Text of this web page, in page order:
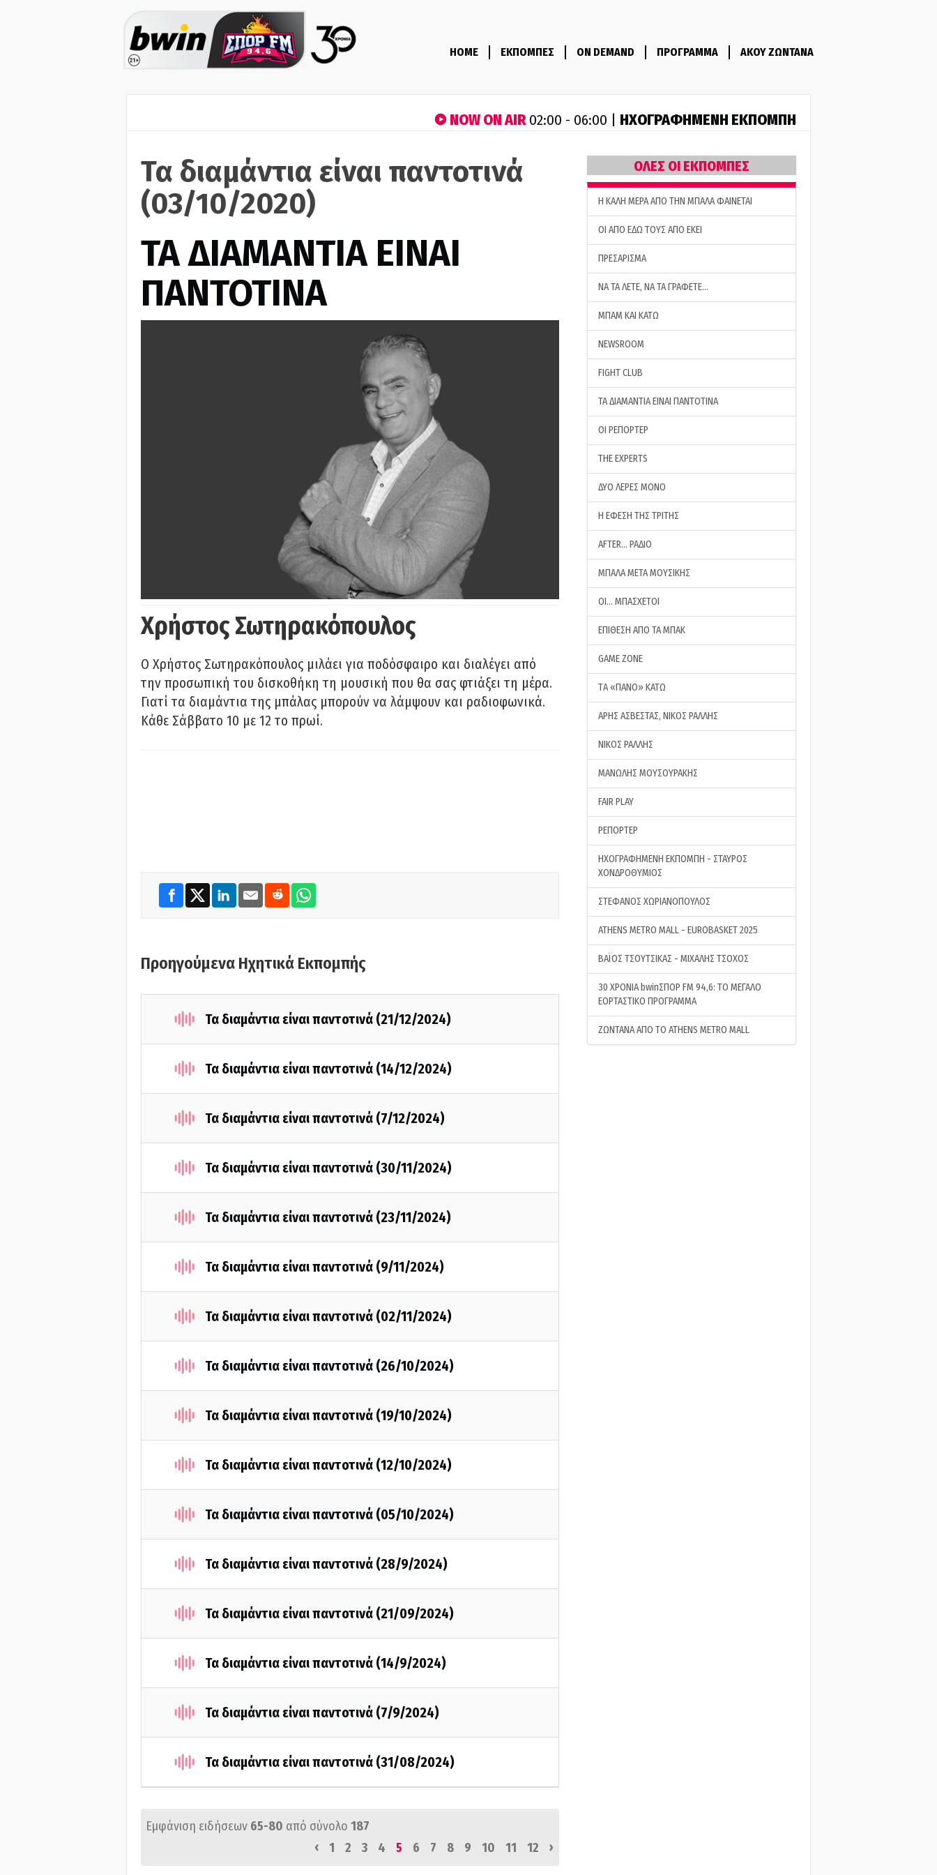
HOME ΕΚΠΟΜΠΕΣ ON DEMAND ΠΡΟΓΡΑΜΜΑ ΑΚΟΥ ΖΩΝΤΑΝΑ
NOW ON AIR02:00 - 06:00 | ΗΧΟΓΡΑΦΗΜΕΝΗ ΕΚΠΟΜΠΗ
Τα διαμάντια είναι παντοτινά
(03/10/2020)
ΤΑ ΔΙΑΜΑΝΤΙΑ ΕΙΝΑΙ
ΠΑΝΤΟΤΙΝΑ
Χρήστος Σωτηρακόπουλος
Ο Χρήστος Σωτηρακόπουλος μιλάει για ποδόσφαιρο και διαλέγει από
την προσωπική του δισκοθήκη τη μουσική που θα σας φτιάξει τη μέρα.
Γιατί τα διαμάντια της μπάλας μπορούν να λάμψουν και ραδιοφωνικά.
Κάθε Σάββατο 10 με 12 το πρωί.
Προηγούμενα Ηχητικά Εκπομπής
Τα διαμάντια είναι παντοτινά (21/12/2024)
Τα διαμάντια είναι παντοτινά (14/12/2024)
Τα διαμάντια είναι παντοτινά (7/12/2024)
Τα διαμάντια είναι παντοτινά (30/11/2024)
Τα διαμάντια είναι παντοτινά (23/11/2024)
Τα διαμάντια είναι παντοτινά (9/11/2024)
Τα διαμάντια είναι παντοτινά (02/11/2024)
Τα διαμάντια είναι παντοτινά (26/10/2024)
Τα διαμάντια είναι παντοτινά (19/10/2024)
Τα διαμάντια είναι παντοτινά (12/10/2024)
Τα διαμάντια είναι παντοτινά (05/10/2024)
Τα διαμάντια είναι παντοτινά (28/9/2024)
Τα διαμάντια είναι παντοτινά (21/09/2024)
Τα διαμάντια είναι παντοτινά (14/9/2024)
Τα διαμάντια είναι παντοτινά (7/9/2024)
Τα διαμάντια είναι παντοτινά (31/08/2024)
Εμφάνιση ειδήσεων 65-80 από σύνολο 187
‹
1 2 3 4 5 6 7 8 9 10 11 12 ›
ΟΛΕΣ ΟΙ ΕΚΠΟΜΠΕΣ
H ΚΑΛΗ ΜΕΡΑ ΑΠΟ ΤΗΝ ΜΠΑΛΑ ΦΑΙΝΕΤΑΙ
ΟΙ ΑΠΟ ΕΔΩ ΤΟΥΣ ΑΠΟ ΕΚΕΙ
ΠΡΕΣΑΡΙΣΜΑ
ΝΑ ΤΑ ΛΕΤΕ, ΝΑ ΤΑ ΓΡΑΦΕΤΕ…
ΜΠΑΜ ΚΑΙ ΚΑΤΩ
NEWSROOM
FIGHT CLUB
ΤΑ ΔΙΑΜΑΝΤΙΑ ΕΙΝΑΙ ΠΑΝΤΟΤΙΝΑ
ΟΙ ΡΕΠΟΡΤΕΡ
THE EXPERTS
ΔΥΟ ΛΕΡΕΣ ΜΟΝΟ
Η ΕΦΕΣΗ ΤΗΣ ΤΡΙΤΗΣ
AFTER… ΡΑΔΙΟ
ΜΠΑΛΑ ΜΕΤΑ ΜΟΥΣΙΚΗΣ
ΟΙ… ΜΠΑΣΧΕΤΟΙ
ΕΠΙΘΕΣΗ ΑΠΟ ΤΑ ΜΠΑΚ
GAME ZONE
ΤA «ΠΑΝΟ» ΚΑΤΩ
ΑΡΗΣ ΑΣΒΕΣΤΑΣ, ΝΙΚΟΣ ΡΑΛΛΗΣ
ΝΙΚΟΣ ΡΑΛΛΗΣ
ΜΑΝΩΛΗΣ ΜΟΥΣΟΥΡΑΚΗΣ
FAIR PLAY
ΡΕΠΟΡΤΕΡ
ΗΧΟΓΡΑΦΗΜΕΝΗ ΕΚΠΟΜΠΗ - ΣΤΑΥΡΟΣ
ΧΟΝΔΡΟΘΥΜΙΟΣ
ΣΤΕΦΑΝΟΣ ΧΩΡΙΑΝΟΠΟΥΛΟΣ
ATHENS METRO MALL - EUROBASKET 2025
ΒΑΪΟΣ ΤΣΟΥΤΣΙΚΑΣ - ΜΙΧΑΛΗΣ ΤΣΟΧΟΣ
30 ΧΡΟΝΙΑ bwinΣΠΟΡ FM 94,6: ΤΟ ΜΕΓΑΛΟ
ΕΟΡΤΑΣΤΙΚΟ ΠΡΟΓΡΑΜΜΑ
ΖΩΝΤΑΝΑ ΑΠΟ ΤΟ ATHENS METRO MALL